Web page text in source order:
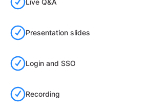
Live Q&A
Presentation slides
Login and SSO
Recording